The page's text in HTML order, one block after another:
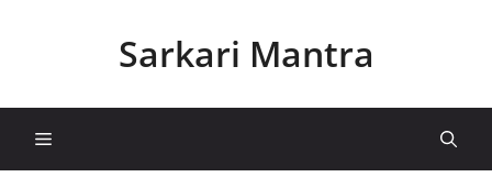
Sarkari Mantra
Menu